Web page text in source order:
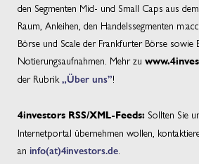
den Segmenten Mid- und Small Caps aus
Raum, Anleihen, den Handelssegmenten
Börse und Scale der Frankfurter Börse sowie
Notierungsaufnahmen. Mehr zu
der Rubrik„Über uns”!
4investors RSS/XML-Feeds: Sollten Sie
Internetportal übernehmen wollen,
an info(at)4investors.de.